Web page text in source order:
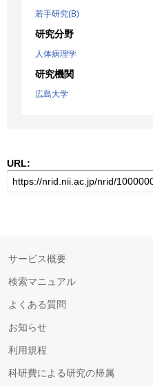
若手研究(B)
研究分野
人体病理学
研究機関
広島大学
URL:
サービス概要
検索マニュアル
よくある質問
お知らせ
利用規程
科研費による研究の帰属